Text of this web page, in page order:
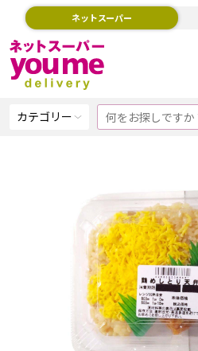
ネットスーパー
カテゴリー